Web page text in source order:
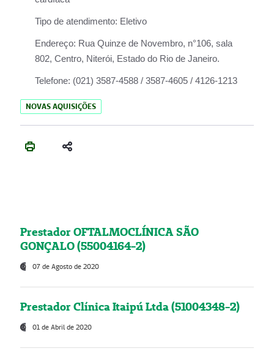
Tipo de atendimento: Eletivo
Endereço: Rua Quinze de Novembro, n°106, sala
802, Centro, Niterói, Estado do Rio de Janeiro.
Telefone: (021) 3587-4588 / 3587-4605 / 4126-1213
NOVAS AQUISIÇÕES
Prestador OFTALMOCLÍNICA SÃO
GONÇALO (55004164-2)
07 de Agosto de 2020
Prestador Clínica Itaipú Ltda (51004348-2)
01 de Abril de 2020